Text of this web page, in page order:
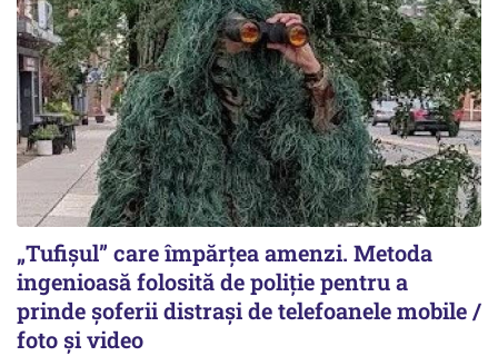
„Tufișul” care împărțea amenzi. Metoda
ingenioasă folosită de poliție pentru a
prinde șoferii distrași de telefoanele mobile /
foto și video